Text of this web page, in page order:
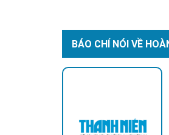
BÁO CHÍ NÓI VỀ